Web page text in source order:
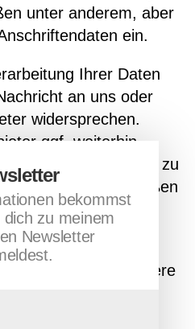
unter anderem, aber
ein.
Ihrer Daten
an uns oder
widersprechen.
ggf. weiterhin
Daten zu
zur vertragsgemäßen
ist.
eine oder mehrere
folgenden
PayPal (Europe)
bekommst
zu meinem
Newsletter